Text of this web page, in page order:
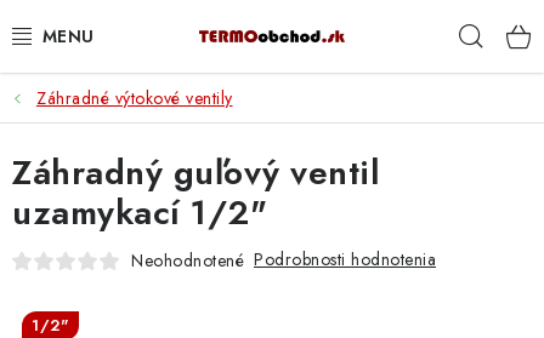
na
VYKUROVANIE
ROZVOD VODY A KÚRENIA
ODPAD A KANALIZÁCIA
Záhradné výtokové ventily
Záhradný guľový ventil
uzamykací 1/2"
Neohodnotené Podrobnosti hodnotenia
1/2"